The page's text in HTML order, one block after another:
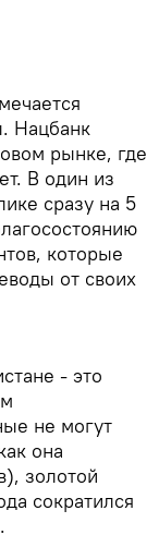
Нацбанк
рынке, где
В один из
сразу на 5
которые
от своих
- это
не могут
она
золотой
сократился